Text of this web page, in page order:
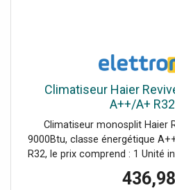
Climatiseur Haier
A++/A+
Climatiseur monosplit Haier
9000Btu, classe énergétique
R32, le prix comprend : 1 Unité
3 AABF1DE01) 1 Unité
3 AABF2TE00) 1